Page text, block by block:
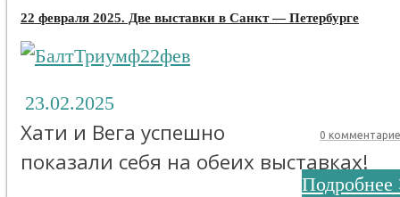
22 февраля 2025. Две выставки в Санкт — Петербурге
23.02.2025
0
Хати и Вега успешно
показали себя на обеих выставках!
Подробнее